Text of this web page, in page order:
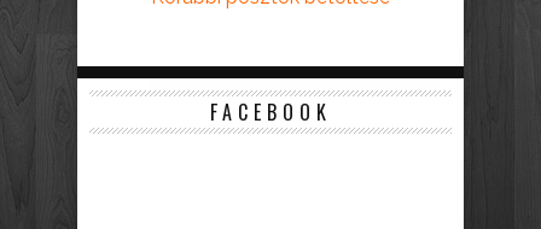
FACEBOOK